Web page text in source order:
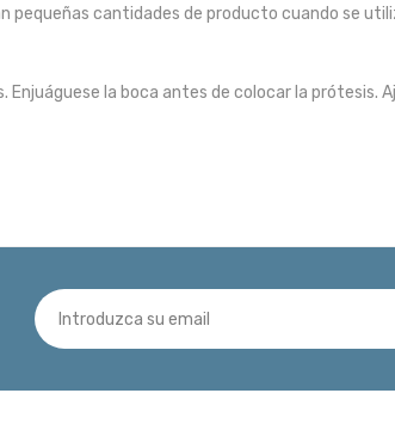
cantidades de producto cuando se
la boca antes de colocar la prótesis.